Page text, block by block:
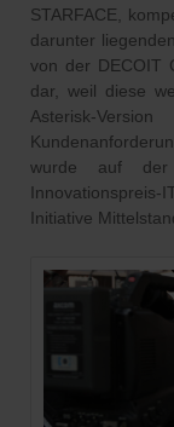
STARFACE,
darunter
von der DECOIT
dar, weil diese
Asterisk-
wurde auf
Initiative